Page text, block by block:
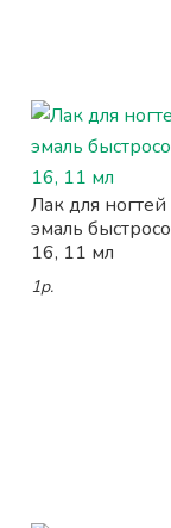
Лак для
эмаль
16, 11 мл
1р.